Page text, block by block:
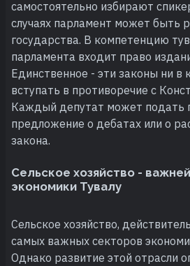
самостоятельно избирают
случаях парламент может быть
государства. В компетенцию
парламента входит право
Единственное - эти законы ни
вступать в противоречие с
Каждый депутат может подать
предложение о дебатах или о
закона.
Сельское хозяйство -
экономики Тувалу
Сельское хозяйство,
самых важных секторов
Однако развитие этой отрасли